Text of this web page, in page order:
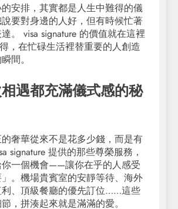
安排，其實都是人生中難得的儀
要對身邊的人好，但有時候忙著
。 visa signature 的價值就在這裡
，在忙碌生活裡替重要的人創造
間。
遇都充滿儀式感的秘
奢華從來不是花多少錢，而是有
signature 提供的那些尊榮服務，
一個機會——讓你在乎的人感受
。機場貴賓室的安靜等待、海外
、頂級餐廳的優先訂位……這些
，拼湊起來就是滿滿的愛。